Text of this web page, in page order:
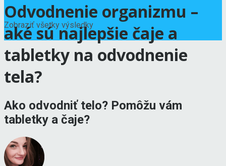
Zobraziť všetky výsledky
Odvodnenie organizmu –
aké sú najlepšie čaje a
tabletky na odvodnenie
tela?
Ako odvodniť telo? Pomôžu vám
tabletky a čaje?